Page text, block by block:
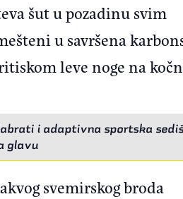
šut u pozadinu svim
u savršena
leve noge na
i adaptivna sportska
glavu
svemirskog broda